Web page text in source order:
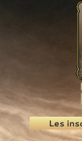
Recherche
Les